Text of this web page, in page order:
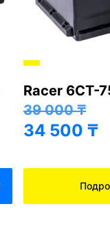
Racer 6СТ-
39 000₸
34 500 ₸